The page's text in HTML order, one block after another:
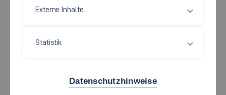
Am 31.07.2023 verteidigte Johannes Schmid mit „magna
Externe Inhalte
Statistik
Datenschutzhinweise